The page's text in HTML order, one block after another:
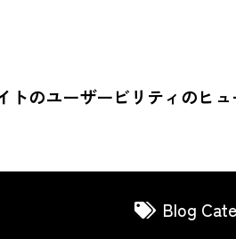
トのユーザービリティのヒ
Blog